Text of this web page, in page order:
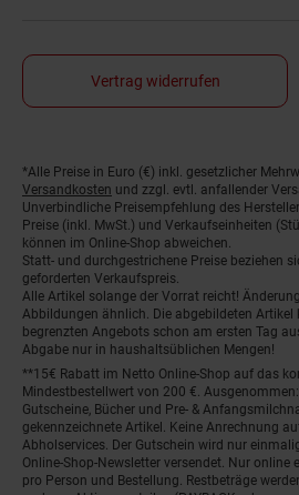
Vertrag widerrufen
Fußnoten
*Alle Preise in Euro (€) inkl. gesetzlicher
Versandkosten und zzgl. evtl. anfallender
Unverbindliche Preisempfehlung des
Preise (inkl. MwSt.) und Verkaufseinheiten
können im Online-Shop abweichen.
Statt- und durchgestrichene Preise beziehen
geforderten Verkaufspreis.
Alle Artikel solange der Vorrat reicht!
Abbildungen ähnlich. Die abgebildeten Artikel
begrenzten Angebots schon am ersten Tag
Abgabe nur in haushaltsüblichen Mengen!
**15€ Rabatt im Netto Online-Shop auf das
Mindestbestellwert von 200 €.
Gutscheine, Bücher und Pre- &
gekennzeichnete Artikel. Keine Anrechnung
Abholservices. Der Gutschein wird nur
Online-Shop-Newsletter versendet. Nur online
pro Person und Bestellung. Restbeträge